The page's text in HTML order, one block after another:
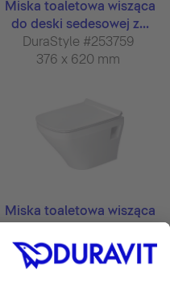
Miska toaletowa wisząca
do deski sedesowej z...
DuraStyle #253759
376 x 620 mm
Miska toaletowa wisząca
DuraStyle #253909
370 x 480 mm